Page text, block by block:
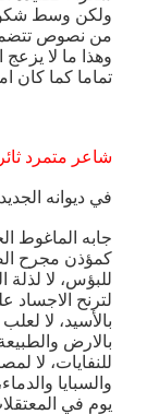
ولكن وسط
من نصوص تتضمن
وهذا ما لا
تماما كما كان
شاعر متمرد ثائر
في ديوانه
جابه الماغوط
كمؤذن مجرح
للبؤس، لا لذلة
لترنح الاجساد
بالأسيد، لا
بالارض
للنفايات، لا
والسبايا
يوم في